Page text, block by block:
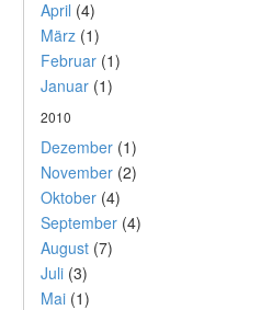
April (4)
März (1)
Februar (1)
Januar (1)
2010
Dezember (1)
November (2)
Oktober (4)
September (4)
August (7)
Juli (3)
Mai (1)